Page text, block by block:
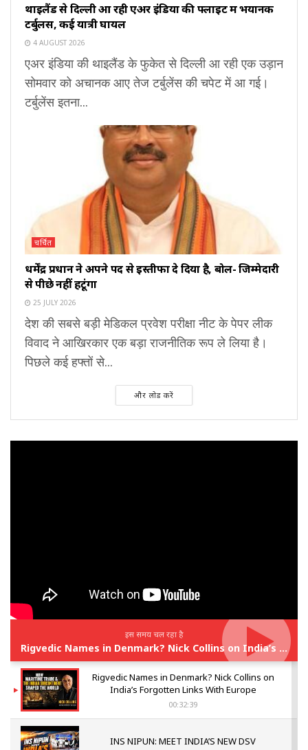
थाइलैंड से दिल्ली आ रही एअर इंडिया की फ्लाइट में भयानक
टर्बुलेंस, कई यात्री घायल
4 AUGUST 2026
एअर इंडिया की थाइलैंड के फुकेत से दिल्ली आ रही एक उड़ान
सोमवार को अचानक आए तेज टर्बुलेंस की चपेट में आ गई।
टर्बुलेंस इतना...
चर्चित
धर्मेंद्र प्रधान ने अपने पद से इस्तीफा दे दिया है, बोलें- जिम्मेदारी
से पीछे नहीं हटूंगा
25 JULY 2026
देश की सबसे बड़ी मेडिकल प्रवेश परीक्षा नीट के पेपर लीक
विवाद ने आखिरकार एक बड़ा राजनीतिक रूप ले लिया है।
पिछले कई हफ्तों से...
और लोड करें
इस समय चल रहा है
Rigvedic Names in Denmark? Nick Collins on India’s Forgotten Links With Europe
Rigvedic Names in Denmark? Nick Collins on
India’s Forgotten Links With Europe
00:32:39
INS NIPUN: MEET INDIA’S NEW DSV